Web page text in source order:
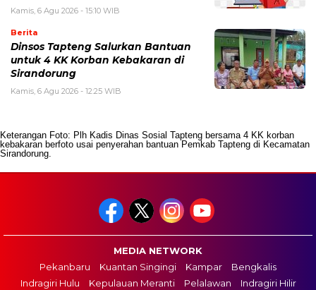
Kamis, 6 Agu 2026 - 15:10 WIB
Berita
Dinsos Tapteng Salurkan Bantuan
untuk 4 KK Korban Kebakaran di
Sirandorung
Kamis, 6 Agu 2026 - 12:25 WIB
Keterangan Foto: Plh Kadis Dinas Sosial Tapteng bersama 4 KK korban
kebakaran berfoto usai penyerahan bantuan Pemkab Tapteng di Kecamatan
Sirandorung.
MEDIA NETWORK
Pekanbaru
Kuantan Singingi Kampar
Bengkalis
Indragiri Hulu
Kepulauan Meranti Pelalawan Indragiri Hilir